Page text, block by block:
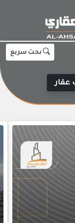
بحث سريع
عقار